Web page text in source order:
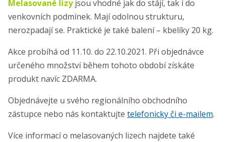
Melasované lizyjsou vhodné jak do stájí, tak i do
venkovních podmínek. Mají odolnou strukturu,
nerozpadají se. Praktické je také balení – kbelíky 20 kg.
Akce probíhá od 11.10. do 22.10.2021. Při objednávce
určeného množství během tohoto období získáte
produkt navíc ZDARMA.
Objednávejte u svého regionálního obchodního
zástupce nebo nás kontaktujte telefonicky či e-mailem.
Více informací o melasovaných lizech najdete také